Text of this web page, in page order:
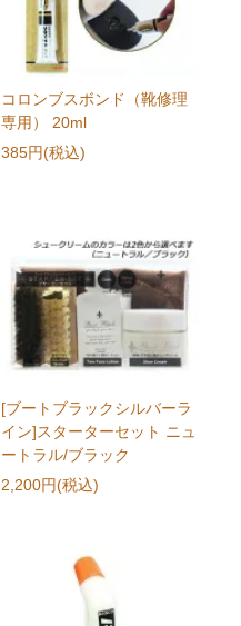
コロンブスボンド（靴修理
専用） 20ml
385円(税込)
[ブートブラックシルバーラ
イン]スターターセット ニュ
ートラル/ブラック
2,200円(税込)